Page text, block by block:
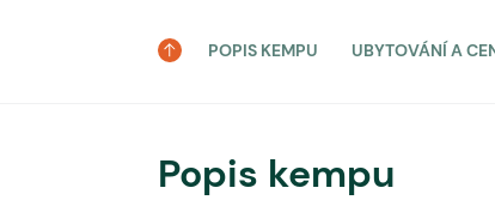
POPIS KEMPU UBYTOVÁNÍ A
Popis kempu